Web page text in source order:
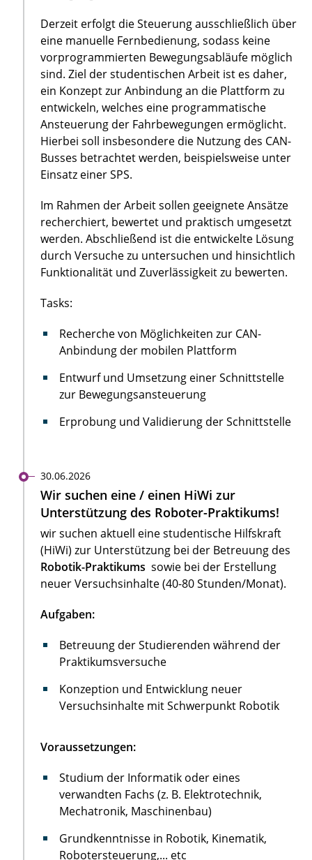
Derzeit erfolgt die Steuerung ausschließlich über
eine manuelle Fernbedienung, sodass keine
vorprogrammierten Bewegungsabläufe möglich
sind. Ziel der studentischen Arbeit ist es daher,
ein Konzept zur Anbindung an die Plattform zu
entwickeln, welches eine programmatische
Ansteuerung der Fahrbewegungen ermöglicht.
Hierbei soll insbesondere die Nutzung des CAN-
Busses betrachtet werden, beispielsweise unter
Einsatz einer SPS.
Im Rahmen der Arbeit sollen geeignete Ansätze
recherchiert, bewertet und praktisch umgesetzt
werden. Abschließend ist die entwickelte Lösung
durch Versuche zu untersuchen und hinsichtlich
Funktionalität und Zuverlässigkeit zu bewerten.
Tasks:
Recherche von Möglichkeiten zur CAN-
Anbindung der mobilen Plattform
Entwurf und Umsetzung einer Schnittstelle
zur Bewegungsansteuerung
Erprobung und Validierung der Schnittstelle
30.06.2026
Wir suchen eine / einen HiWi zur
Unterstützung des Roboter-Praktikums!
wir suchen aktuell eine studentische Hilfskraft
(HiWi) zur Unterstützung bei der Betreuung des
Robotik-Praktikums sowie bei der Erstellung
neuer Versuchsinhalte (40-80 Stunden/Monat).
Aufgaben:
Betreuung der Studierenden während der
Praktikumsversuche
Konzeption und Entwicklung neuer
Versuchsinhalte mit Schwerpunkt Robotik
Voraussetzungen:
Studium der Informatik oder eines
verwandten Fachs (z. B. Elektrotechnik,
Mechatronik, Maschinenbau)
Grundkenntnisse in Robotik, Kinematik,
Robotersteuerung,... etc